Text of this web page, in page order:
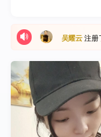
吴耀云 注册
李大大注册
沛桐 查看
快乐的天使